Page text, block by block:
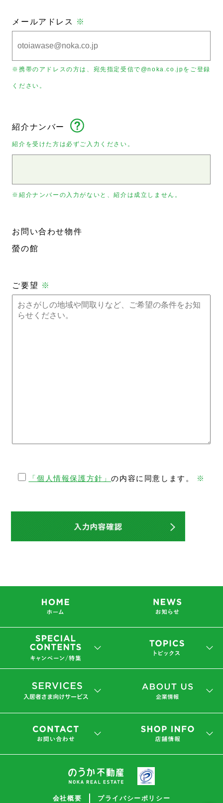
メールアドレス ※
※携帯のアドレスの方は、宛先指定受信で@noka.co.jpをご登録
ください。
紹介ナンバー
紹介を受けた方は必ずご入力ください。
※紹介ナンバーの入力がないと、紹介は成立しません。
お問い合わせ物件
螢の館
ご要望 ※
「個人情報保護方針」の内容に同意します。 ※
会社概要 プライバシーポリシー